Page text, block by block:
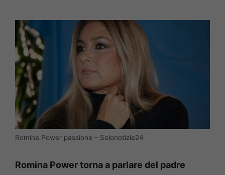
Romina Power passione – Solonotizie24
Romina Power torna a parlare del padre